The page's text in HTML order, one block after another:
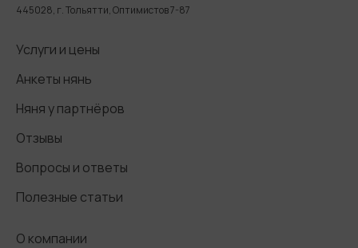
445028, г. Тольятти, Оптимистов 7-87
Услуги и цены
Анкеты нянь
Няня у партнёров
Отзывы
Вопросы и ответы
Полезные статьи
О компании